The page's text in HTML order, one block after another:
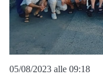
05/08/2023 alle 09:18